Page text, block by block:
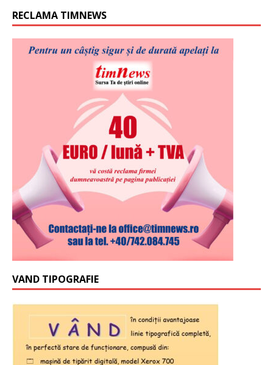
RECLAMA TIMNEWS
VAND TIPOGRAFIE